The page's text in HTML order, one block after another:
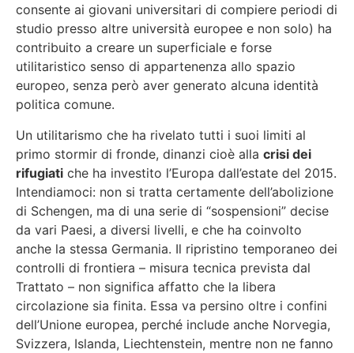
consente ai giovani universitari di compiere periodi di
studio presso altre università europee e non solo) ha
contribuito a creare un superficiale e forse
utilitaristico senso di appartenenza allo spazio
europeo, senza però aver generato alcuna identità
politica comune.
Un utilitarismo che ha rivelato tutti i suoi limiti al
primo stormir di fronde, dinanzi cioè alla crisi dei
rifugiati che ha investito l’Europa dall’estate del 2015.
Intendiamoci: non si tratta certamente dell’abolizione
di Schengen, ma di una serie di “sospensioni” decise
da vari Paesi, a diversi livelli, e che ha coinvolto
anche la stessa Germania. Il ripristino temporaneo dei
controlli di frontiera – misura tecnica prevista dal
Trattato – non significa affatto che la libera
circolazione sia finita. Essa va persino oltre i confini
dell’Unione europea, perché include anche Norvegia,
Svizzera, Islanda, Liechtenstein, mentre non ne fanno